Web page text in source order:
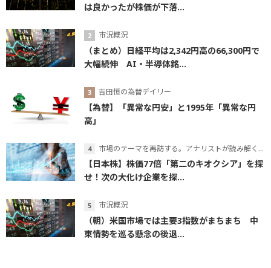
は良かったが株価が下落...
市況概況
（まとめ）日経平均は2,342円高の66,300円で
大幅続伸 AI・半導体銘...
吉田恒の為替デイリー
【為替】「異常な円安」と1995年「異常な円
高」
市場のテーマを再訪する。アナリストが読み解くテーマの本質
【日本株】株価77倍「第二のキオクシア」を探
せ！次の大化け企業を探...
市況概況
（朝）米国市場では主要3指数がまちまち 中
東情勢を巡る懸念の後退...